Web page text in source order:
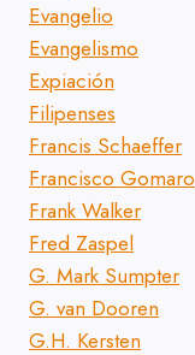
Evangelio
Evangelismo
Expiación
Filipenses
Francis Schaeffer
Francisco Gomaro
Frank Walker
Fred Zaspel
G. Mark Sumpter
G. van Dooren
G.H. Kersten